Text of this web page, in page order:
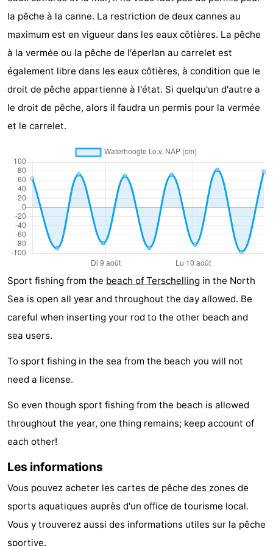
Faire
du
vélo
-
Randonnée
-
Équitation
-
Surfen
Peche
Sportive
-
Equitation
Promenade
sur
les
Observation
des
phoques
Boire
et
Événements
Forum
Route
Stationnement
Saut
des
Wadden
Adresses
Médicales
Région
-
Leeuwarden
Îles
de
-
la pêche à la canne. La restriction de deux cannes au
maximum est en vigueur dans les eaux côtières. La pêche
à la vermée ou la pêche de l'éperlan au carrelet est
également libre dans les eaux côtières, à condition que le
droit de pêche appartienne à l'état. Si quelqu'un d'autre a
le droit de pêche, alors il faudra un permis pour la vermée
et le carrelet.
Sport fishing from the beach of Terschelling in the North
Sea is open all year and throughout the day allowed. Be
careful when inserting your rod to the other beach and
sea users.
To sport fishing in the sea from the beach you will not
need a license.
So even though sport fishing from the beach is allowed
throughout the year, one thing remains; keep account of
each other!
Les informations
Vous pouvez acheter les cartes de pêche des zones de
sports aquatiques auprès d'un office de tourisme local.
Vous y trouverez aussi des informations utiles sur la pêche
sportive.